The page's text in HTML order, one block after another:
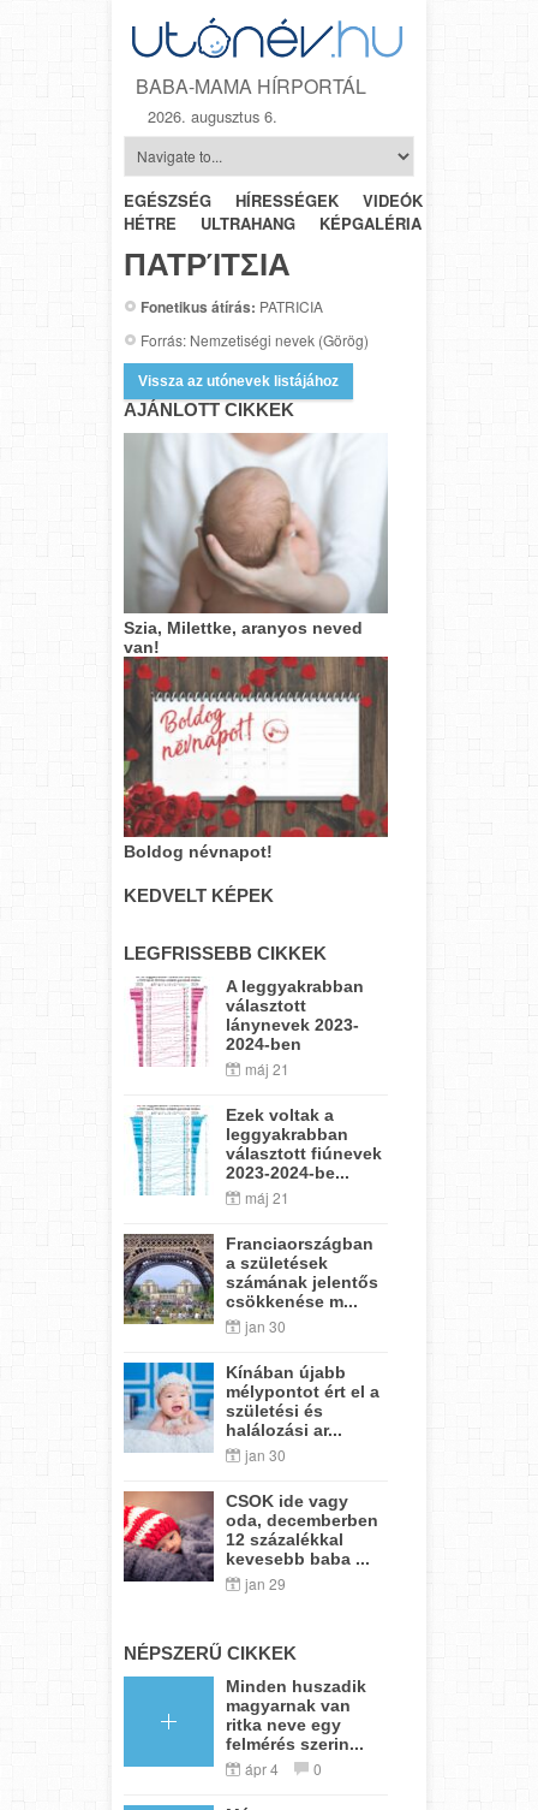
BABA-MAMA HÍRPORTÁL
2026. augusztus 6.
EGÉSZSÉG HÍRESSÉGEK VIDEÓK
HÉTRŐL-
HÉTRE
ULTRAHANG KÉPGALÉRIA
ΠΑΤΡΊΤΣΙΑ
Fonetikus átírás: PATRICIA
Forrás: Nemzetiségi nevek (Görög)
Vissza az utónevek listájához
AJÁNLOTT CIKKEK
Szia, Milettke, aranyos neved
van!
Boldog névnapot!
KEDVELT KÉPEK
LEGFRISSEBB CIKKEK
A leggyakrabban
választott
lánynevek 2023-
2024-ben
máj 21
Ezek voltak a
leggyakrabban
választott fiúnevek
2023-2024-be...
máj 21
Franciaországban
a születések
számának jelentős
csökkenése m...
jan 30
Kínában újabb
mélypontot ért el a
születési és
halálozási ar...
jan 30
CSOK ide vagy
oda, decemberben
12 százalékkal
kevesebb baba ...
jan 29
NÉPSZERŰ CIKKEK
Minden huszadik
magyarnak van
ritka neve egy
felmérés szerin...
ápr 4 0